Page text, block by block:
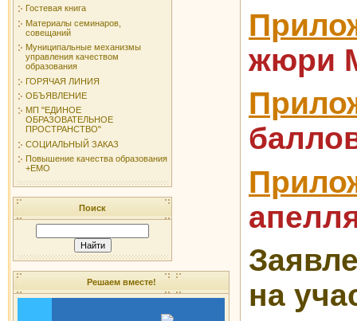
Гостевая книга
Материалы семинаров,
совещаний
Муниципальные механизмы
управления качеством
образования
ГОРЯЧАЯ ЛИНИЯ
ОБЪЯВЛЕНИЕ
МП "ЕДИНОЕ
ОБРАЗОВАТЕЛЬНОЕ
ПРОСТРАНСТВО"
СОЦИАЛЬНЫЙ ЗАКАЗ
Повышение качества образования
+ЕМО
Поиск
Решаем вместе!
жюри
на